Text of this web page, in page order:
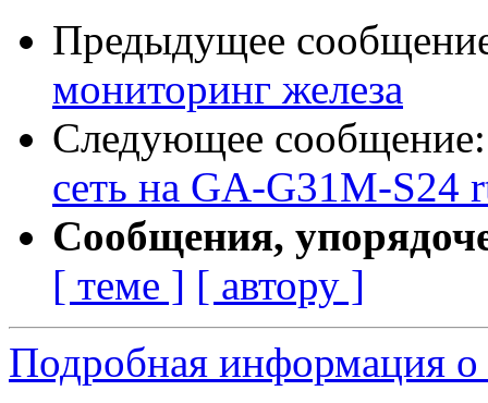
Предыдущее
мониторинг железа
Следующее
сеть на GA-G31M-S24
Сообщения,
[ теме ] [ автору ]
Подробная информация о